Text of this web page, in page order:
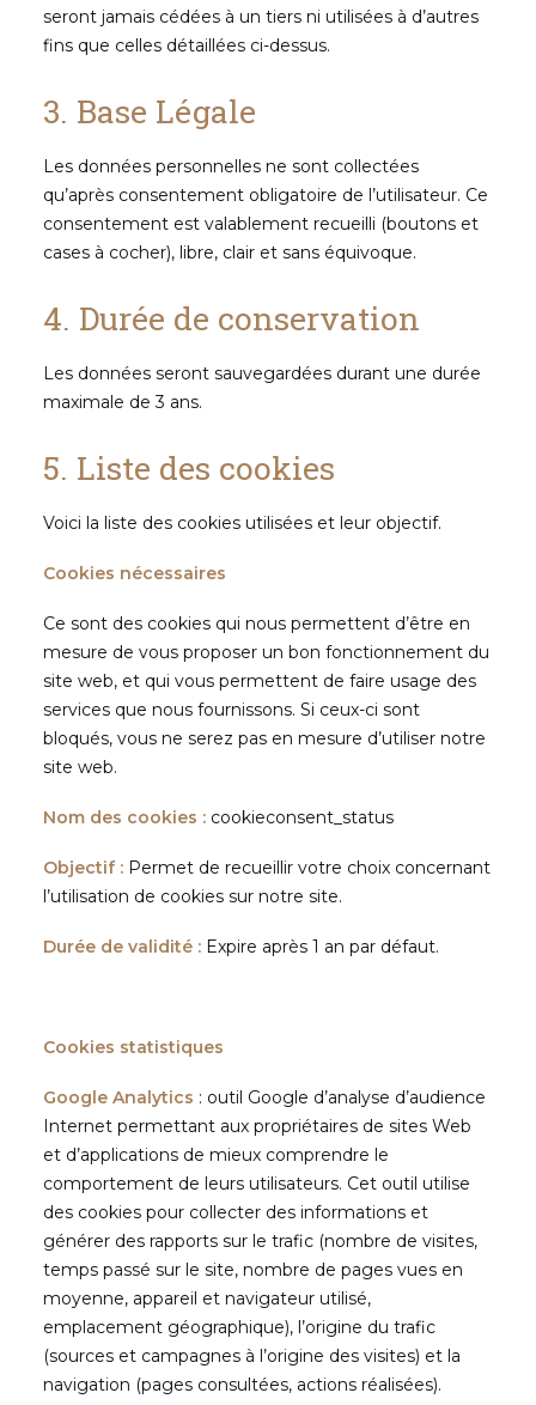
seront jamais cédées à un tiers ni utilisées à d’autres
fins que celles détaillées ci-dessus.
3. Base Légale
Les données personnelles ne sont collectées
qu’après consentement obligatoire de l’utilisateur. Ce
consentement est valablement recueilli (boutons et
cases à cocher), libre, clair et sans équivoque.
4. Durée de conservation
Les données seront sauvegardées durant une durée
maximale de 3 ans.
5. Liste des cookies
Voici la liste des cookies utilisées et leur objectif.
Cookies nécessaires
Ce sont des cookies qui nous permettent d’être en
mesure de vous proposer un bon fonctionnement du
site web, et qui vous permettent de faire usage des
services que nous fournissons. Si ceux-ci sont
bloqués, vous ne serez pas en mesure d’utiliser notre
site web.
Nom des cookies : cookieconsent_status
Objectif : Permet de recueillir votre choix concernant
l’utilisation de cookies sur notre site.
Durée de validité : Expire après 1 an par défaut.
Cookies statistiques
Google Analytics : outil Google d’analyse d’audience
Internet permettant aux propriétaires de sites Web
et d’applications de mieux comprendre le
comportement de leurs utilisateurs. Cet outil utilise
des cookies pour collecter des informations et
générer des rapports sur le trafic (nombre de visites,
temps passé sur le site, nombre de pages vues en
moyenne, appareil et navigateur utilisé,
emplacement géographique), l’origine du trafic
(sources et campagnes à l’origine des visites) et la
navigation (pages consultées, actions réalisées).